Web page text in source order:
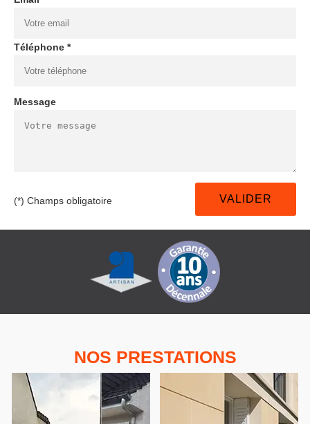
Téléphone *
Message
(*) Champs obligatoire
NOS PRESTATIONS